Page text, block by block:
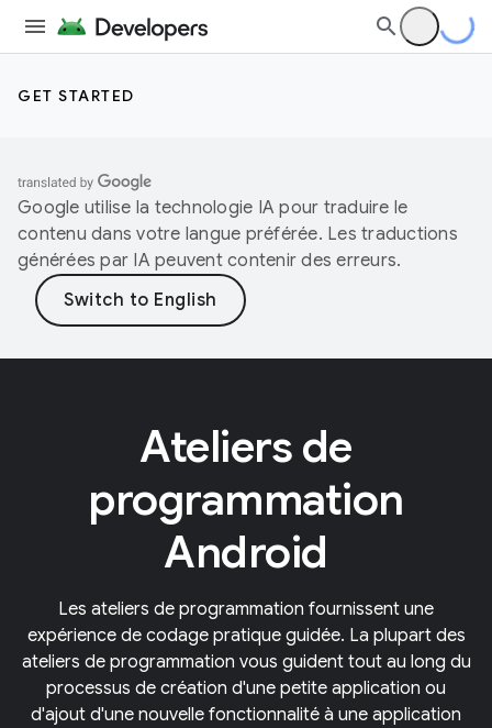
GET STARTED
Google utilise la technologie IA pour traduire le
contenu dans votre langue préférée. Les traductions
générées par IA peuvent contenir des erreurs.
Ateliers de
programmation
Android
Les ateliers de programmation fournissent une
expérience de codage pratique guidée. La plupart des
ateliers de programmation vous guident tout au long du
processus de création d'une petite application ou
d'ajout d'une nouvelle fonctionnalité à une application